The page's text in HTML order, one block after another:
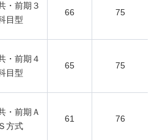
・前期３
目型
66 75
・前期４
目型
65 75
・前期Ａ
Ｓ方式
61 76